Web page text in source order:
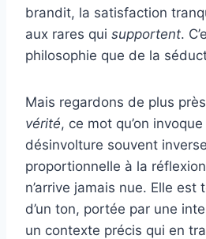
brandit, la satisfaction
aux rares qui supportent.
philosophie que de la
Mais regardons de plus
vérité, ce mot qu’on
désinvolture souvent
proportionnelle à la
n’arrive jamais nue. Elle est
d’un ton, portée par une
un contexte précis qui en